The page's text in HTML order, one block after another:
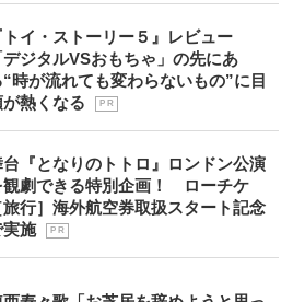
トイ・ストーリー５』レビュー
デジタルVSおもちゃ」の先にあ
“時が流れても変わらないもの”に目
が熱くなる
P R
台『となりのトトロ』ロンドン公演
観劇できる特別企画！ ローチケ
旅行］海外航空券取扱スタート記念
実施
P R